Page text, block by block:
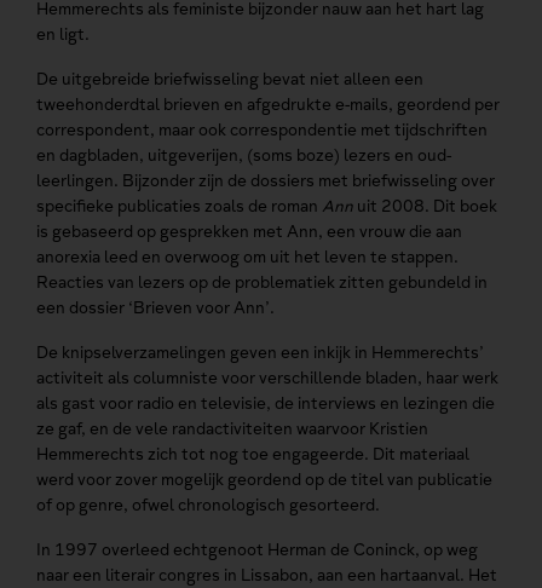
Hemmerechts als feministe bijzonder nauw aan het hart lag
en ligt.
De uitgebreide briefwisseling bevat niet alleen een
tweehonderdtal brieven en afgedrukte e-mails, geordend per
correspondent, maar ook correspondentie met tijdschriften
en dagbladen, uitgeverijen, (soms boze) lezers en oud-
leerlingen. Bijzonder zijn de dossiers met briefwisseling over
specifieke publicaties zoals de roman Ann uit 2008. Dit boek
is gebaseerd op gesprekken met Ann, een vrouw die aan
anorexia leed en overwoog om uit het leven te stappen.
Reacties van lezers op de problematiek zitten gebundeld in
een dossier ‘Brieven voor Ann’.
De knipselverzamelingen geven een inkijk in Hemmerechts’
activiteit als columniste voor verschillende bladen, haar werk
als gast voor radio en televisie, de interviews en lezingen die
ze gaf, en de vele randactiviteiten waarvoor Kristien
Hemmerechts zich tot nog toe engageerde. Dit materiaal
werd voor zover mogelijk geordend op de titel van publicatie
of op genre, ofwel chronologisch gesorteerd.
In 1997 overleed echtgenoot Herman de Coninck, op weg
naar een literair congres in Lissabon, aan een hartaanval. Het